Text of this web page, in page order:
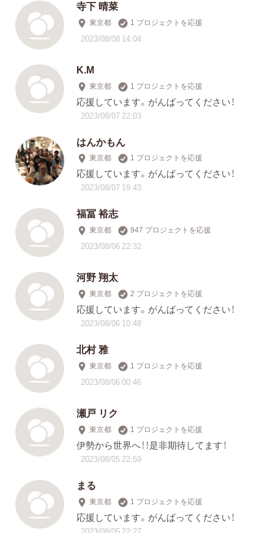
寺下 晴菜
東京都 1 プロジェクトを応援
2023/08/08 14:04
K.M
東京都 1 プロジェクトを応援
応援しています。がんばってください！
2023/08/07 22:03
はんかもん
東京都 1 プロジェクトを応援
応援しています。がんばってください！
2023/08/07 19:43
福冨 裕志
東京都 947 プロジェクトを応援
2023/08/06 22:32
河野 翔太
東京都 2 プロジェクトを応援
応援しています。がんばってください！
2023/08/06 10:48
北村 雅
東京都 1 プロジェクトを応援
2023/08/06 00:46
瀬戸 リク
東京都 1 プロジェクトを応援
伊勢から世界へ！！是非期待してます！
2023/08/05 22:59
まる
東京都 1 プロジェクトを応援
応援しています。がんばってください！